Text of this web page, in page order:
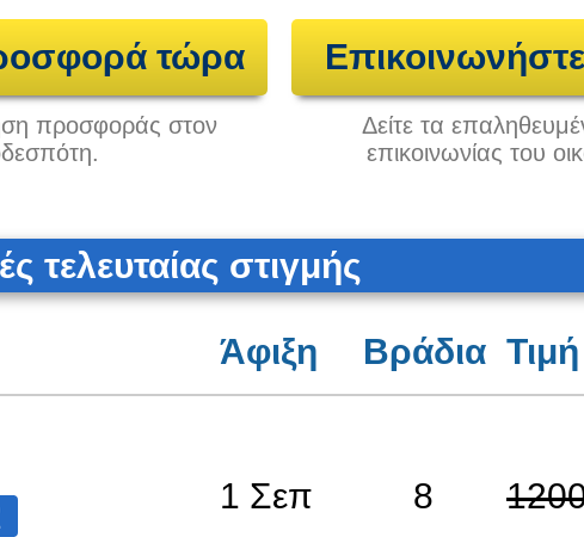
τώρα
προσφοράς στον
Δείτε τα
επικοινωνίας του
τελευταίας στιγμής
Άφιξη Βράδια
1 Σεπ 8